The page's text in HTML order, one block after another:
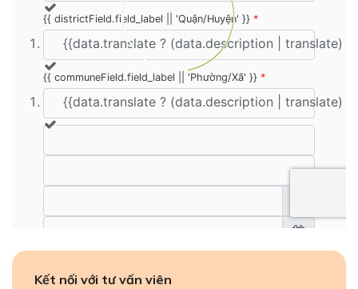
Kết nối với tư vấn viên